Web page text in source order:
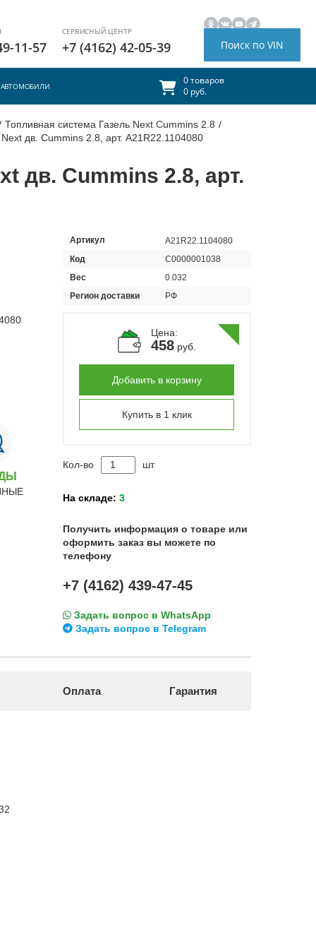
11-57
СЕРВИСНЫЙ ЦЕНТР
+7 (4162) 42-05-39 Поиск по VIN
АВТОМОБИЛИ
0 товаров
0 руб.
Топливная система Газель Next Cummins 2.8 /
дв. Cummins 2.8, арт. A21R22.1104080
дв. Cummins 2.8, арт.
Артикул
A21R22.1104080
Код
С0000001038
Вес
0.032
Регион доставки
РФ
Цена:
458руб.
Добавить в корзину
Купить в 1 клик
Кол-во шт
На складе: 3
Получить информация о товаре или
оформить заказ вы можете по
телефону
+7 (4162) 439-47-45
Задать вопрос в WhatsApp
Задать вопрос в Telegram
Оплата Гарантия